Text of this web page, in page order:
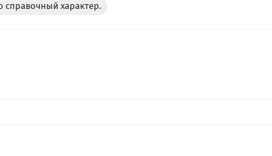
справочный характер.